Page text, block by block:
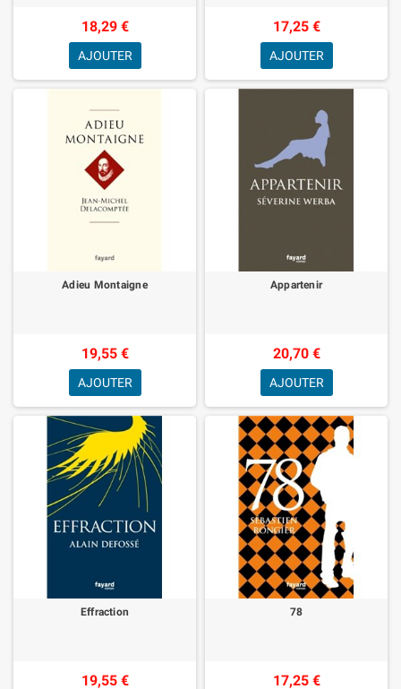
18,29 €
AJOUTER
17,25 €
AJOUTER
Adieu Montaigne
19,55 €
AJOUTER
Appartenir
20,70 €
AJOUTER
Effraction
19,55 €
78
17,25 €